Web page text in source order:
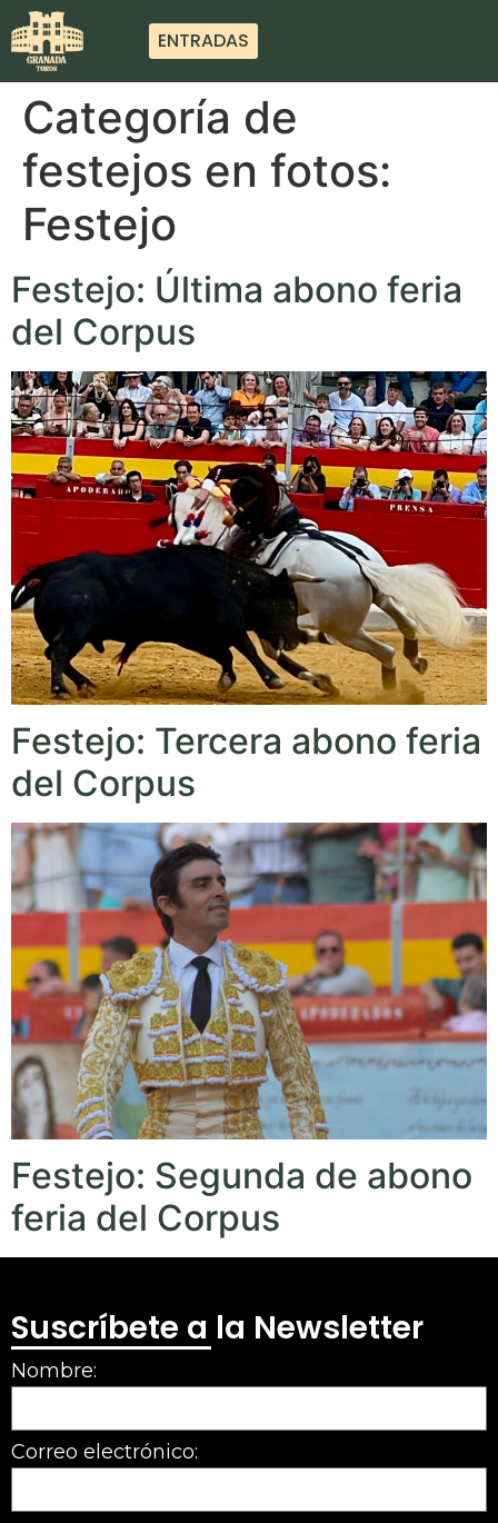
ENTRADAS
Categoría de
festejos en fotos:
Festejo
Festejo: Última abono feria
del Corpus
Festejo: Tercera abono feria
del Corpus
Festejo: Segunda de abono
feria del Corpus
Suscríbete a la Newsletter
Nombre:
Correo electrónico: